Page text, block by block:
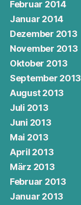
Februar 2014
Januar 2014
Dezember 2013
November 2013
Oktober 2013
September 2013
August 2013
Juli 2013
Juni 2013
Mai 2013
April 2013
März 2013
Februar 2013
Januar 2013